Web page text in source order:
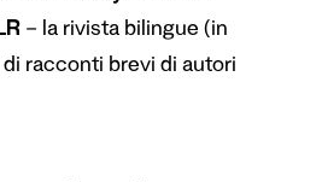
– la rivista bilingue (in
racconti brevi di autori